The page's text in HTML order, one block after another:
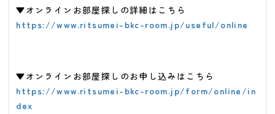
▼オンラインお部屋探しの詳細はこちら
https://www.ritsumei-bkc-room.jp/useful/online
▼オンラインお部屋探しのお申し込みはこちら
https://www.ritsumei-bkc-room.jp/form/online/in
dex